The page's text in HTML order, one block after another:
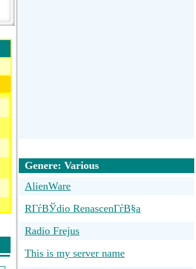
Genere: Various
AlienWare
RГѓВЎdio RenascenГѓВ§a
Radio Frejus
This is my server name